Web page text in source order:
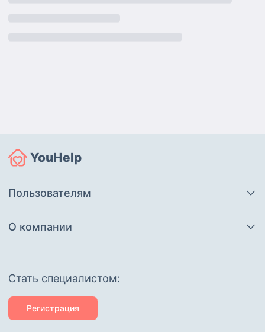
YouHelp
Пользователям
О компании
Cтать специалистом:
Регистрация